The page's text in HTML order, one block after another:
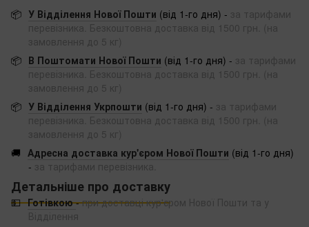
📦 У Відділення Нової Пошти (від 1-го дня) - за тарифами
перевізника. Безкоштовна доставка від 1500 грн. (на
замовлення до 5 кг)
📦 В Поштомати Нової Пошти (від 1-го дня) - за тарифами
перевізника. Безкоштовна доставка від 1500 грн. (на
замовлення до 5 кг)
📦 У Відділення Укрпошти (від 1-го дня) - за тарифами
перевізника. Безкоштовна доставка від 1500 грн. (на
замовлення до 5 кг)
🚚 Адресна доставка кур'єром Нової Пошти (від 1-го дня)
- за тарифами перевізника.
Детальніше про доставку
💵 Готівкою -при доставці кур'єром Нової Пошти та у
Відділення